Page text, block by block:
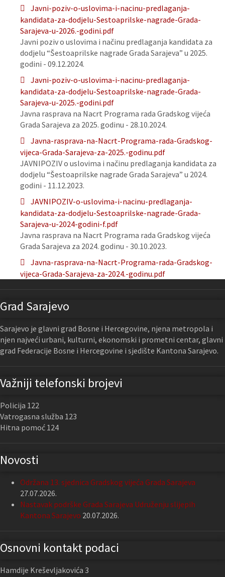
Javni-poziv-o-uslovima-i-nacinu-predlaganja-
kandidata-za-dodjelu-Sestoaprilske-nagrade-Grada-
Sarajeva-u-2026.-godini.pdf
Javni poziv o uslovima i načinu predlaganja kandidata za
dodjelu “Šestoaprilske nagrade Grada Sarajeva” u 2025.
godini - 09.12.2024.
Javni-poziv-o-uslovima-i-nacinu-predlaganja-
kandidata-za-dodjelu-Sestoaprilske-nagrade-Grada-
Sarajeva-u-2025.-godini.pdf
Javna rasprava na Nacrt Programa rada Gradskog vijeća
Grada Sarajeva za 2025. godinu - 28.10.2024.
Javna-rasprava-na-Nacrt-Programa-rada-Gradskog-
vijeca-Grada-Sarajeva-za-2025.-godinu.pdf
JAVNIPOZIV o uslovima i načinu predlaganja kandidata za
dodjelu “Šestoaprilske nagrade Grada Sarajeva” u 2024.
godini - 11.12.2023.
JAVNIPOZIV-o-uslovima-i-nacinu-predlaganja-
kandidata-za-dodjelu-Sestoaprilske-nagrade-Grada-
Sarajeva-u-2024-godini-f.pdf
Javna rasprava na Nacrt Programa rada Gradskog vijeća
Grada Sarajeva za 2024. godinu - 30.10.2023.
Javna-rasprava-na-Nacrt-Programa-rada-Gradskog-
vijeca-Grada-Sarajeva-za-2024.-godinu.pdf
Grad Sarajevo
Sarajevo je glavni grad Bosne i Hercegovine, njena metropola i
njen najveći urbani, kulturni, ekonomski i prometni centar, glavni
grad Federacije Bosne i Hercegovine i sjedište Kantona Sarajevo.
Važniji telefonski brojevi
Policija 122
Vatrogasna služba 123
Hitna pomoć 124
Novosti
Održana 13. sjednica Gradskog vijeća Grada Sarajeva
27.07.2026.
Nastavak podrške Grada Sarajeva Udruženju slijepih
Kantona Sarajevo 20.07.2026.
Osnovni kontakt podaci
Hamdije Kreševljakovića 3